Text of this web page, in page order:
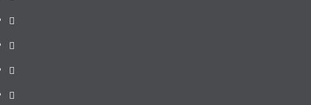
pagină
Știri
de
ultima
Administrație
locală
Actualitate
Justiție